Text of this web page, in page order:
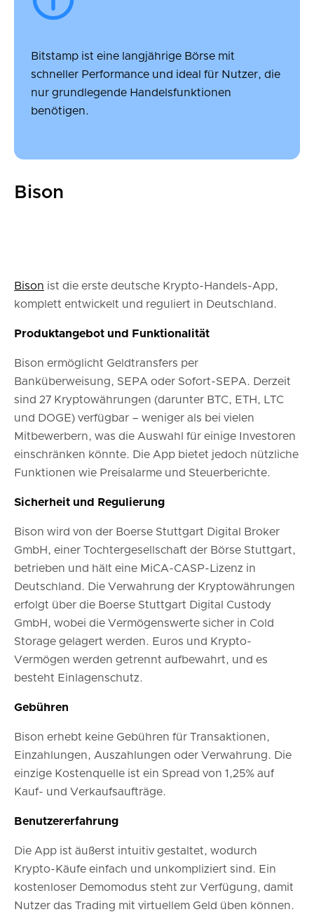
Bitstamp ist eine langjährige Börse mit
schneller Performance und ideal für Nutzer, die
nur grundlegende Handelsfunktionen
benötigen.
Bison
Bison ist die erste deutsche Krypto-Handels-App,
komplett entwickelt und reguliert in Deutschland.
Produktangebot und Funktionalität
Bison ermöglicht Geldtransfers per
Banküberweisung, SEPA oder Sofort-SEPA. Derzeit
sind 27 Kryptowährungen (darunter BTC, ETH, LTC
und DOGE) verfügbar – weniger als bei vielen
Mitbewerbern, was die Auswahl für einige Investoren
einschränken könnte. Die App bietet jedoch nützliche
Funktionen wie Preisalarme und Steuerberichte.
Sicherheit und Regulierung
Bison wird von der Boerse Stuttgart Digital Broker
GmbH, einer Tochtergesellschaft der Börse Stuttgart,
betrieben und hält eine MiCA-CASP-Lizenz in
Deutschland. Die Verwahrung der Kryptowährungen
erfolgt über die Boerse Stuttgart Digital Custody
GmbH, wobei die Vermögenswerte sicher in Cold
Storage gelagert werden. Euros und Krypto-
Vermögen werden getrennt aufbewahrt, und es
besteht Einlagenschutz.
Gebühren
Bison erhebt keine Gebühren für Transaktionen,
Einzahlungen, Auszahlungen oder Verwahrung. Die
einzige Kostenquelle ist ein Spread von 1,25% auf
Kauf- und Verkaufsaufträge.
Benutzererfahrung
Die App ist äußerst intuitiv gestaltet, wodurch
Krypto-Käufe einfach und unkompliziert sind. Ein
kostenloser Demomodus steht zur Verfügung, damit
Nutzer das Trading mit virtuellem Geld üben können.